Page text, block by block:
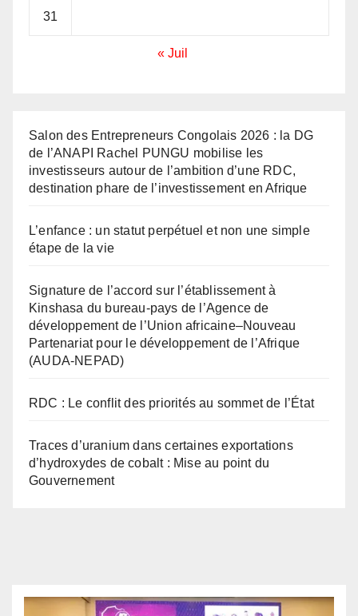
31
« Juil
Salon des Entrepreneurs Congolais 2026 : la DG
de l’ANAPI Rachel PUNGU mobilise les
investisseurs autour de l’ambition d’une RDC,
destination phare de l’investissement en Afrique
L’enfance : un statut perpétuel et non une simple
étape de la vie
Signature de l’accord sur l’établissement à
Kinshasa du bureau-pays de l’Agence de
développement de l’Union africaine–Nouveau
Partenariat pour le développement de l’Afrique
(AUDA-NEPAD)
RDC : Le conflit des priorités au sommet de l’État
Traces d’uranium dans certaines exportations
d’hydroxydes de cobalt : Mise au point du
Gouvernement